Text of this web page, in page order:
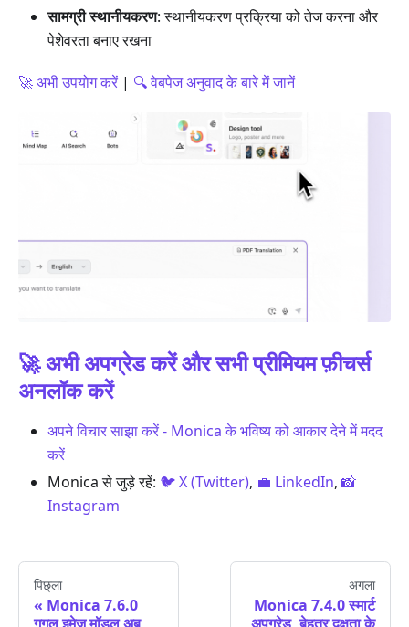
सामग्री स्थानीयकरण: स्थानीयकरण प्रक्रिया को तेज करना और
पेशेवरता बनाए रखना
🚀 अभी उपयोग करें | 🔍 वेबपेज अनुवाद के बारे में जानें
🚀 अभी अपग्रेड करें और सभी प्रीमियम फ़ीचर्स
अनलॉक करें
अपने विचार साझा करें - Monica के भविष्य को आकार देने में मदद
करें
Monica से जुड़े रहें: 🐦 X (Twitter), 💼 LinkedIn, 📸
Instagram
पिछ्ला
Monica 7.6.0
गूगल इमेज मॉडल अब
अगला
Monica 7.4.0 स्मार्ट
अपग्रेड, बेहतर दक्षता के